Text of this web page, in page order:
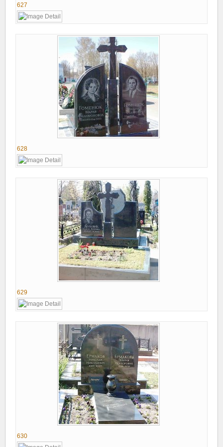
627
628
629
630